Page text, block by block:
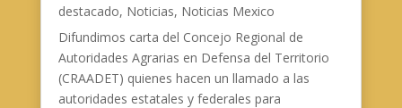
destacado, Noticias, Noticias Mexico
Difundimos carta del Concejo Regional de
Autoridades Agrarias en Defensa del Territorio
(CRAADET) quienes hacen un llamado a las
autoridades estatales y federales para